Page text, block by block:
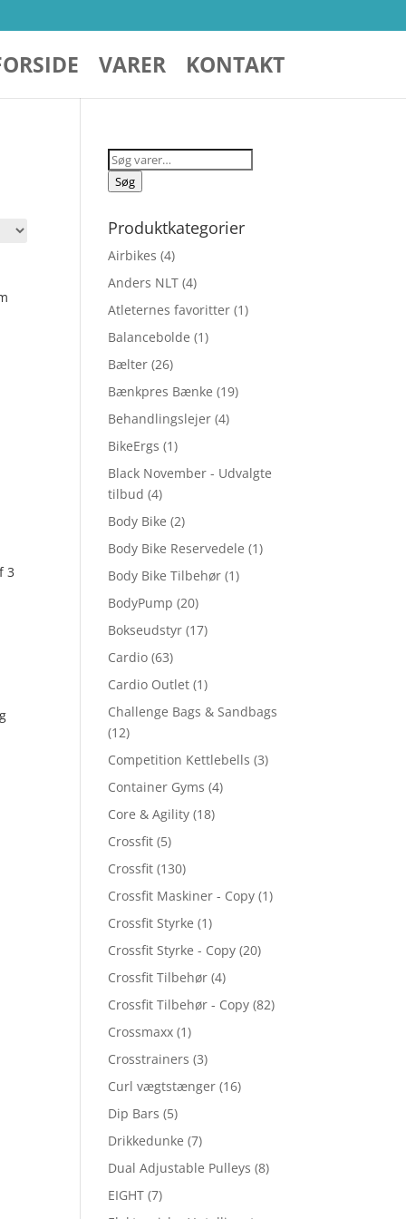
VARER KONTAKT
3
Søg
efter:
Søg
Produktkategorier
Airbikes (4)
Anders NLT (4)
Atleternes favoritter (1)
Balancebolde (1)
Bælter (26)
Bænkpres Bænke (19)
Behandlingslejer (4)
BikeErgs (1)
Black November - Udvalgte
tilbud (4)
Body Bike (2)
Body Bike Reservedele (1)
Body Bike Tilbehør (1)
BodyPump (20)
Bokseudstyr (17)
Cardio (63)
Cardio Outlet (1)
Challenge Bags & Sandbags
(12)
Competition Kettlebells (3)
Container Gyms (4)
Core & Agility (18)
Crossfit (5)
Crossfit (130)
Crossfit Maskiner - Copy (1)
Crossfit Styrke (1)
Crossfit Styrke - Copy (20)
Crossfit Tilbehør (4)
Crossfit Tilbehør - Copy (82)
Crossmaxx (1)
Crosstrainers (3)
Curl vægtstænger (16)
Dip Bars (5)
Drikkedunke (7)
Dual Adjustable Pulleys (8)
EIGHT (7)